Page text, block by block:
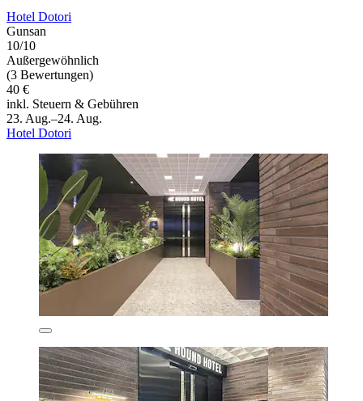
Hotel Dotori
Gunsan
10/10
Außergewöhnlich
(3 Bewertungen)
40 €
inkl. Steuern & Gebühren
23. Aug.–24. Aug.
Hotel Dotori